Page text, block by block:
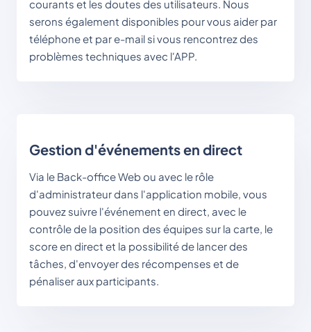
courants et les doutes des utilisateurs. Nous
serons également disponibles pour vous aider par
téléphone et par e-mail si vous rencontrez des
problèmes techniques avec l'APP.
Gestion d'événements en direct
Via le Back-office Web ou avec le rôle
d'administrateur dans l'application mobile, vous
pouvez suivre l'événement en direct, avec le
contrôle de la position des équipes sur la carte, le
score en direct et la possibilité de lancer des
tâches, d'envoyer des récompenses et de
pénaliser aux participants.